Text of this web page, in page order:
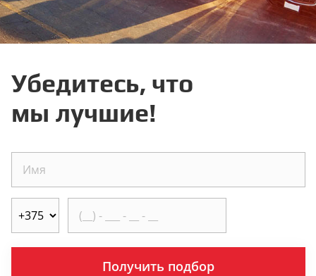
Убедитесь, что
мы лучшие!
Получить подбор